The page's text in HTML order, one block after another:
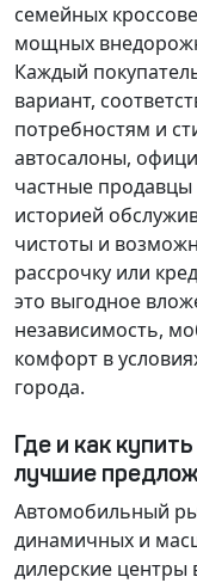
семейных
мощных
Каждый
вариант,
потребностям и
автосалоны,
частные
историей
чистоты и
рассрочку или
это выгодное
независимость,
комфорт в
города.
Где и как
лучшие
Автомобильный
динамичных и
дилерские